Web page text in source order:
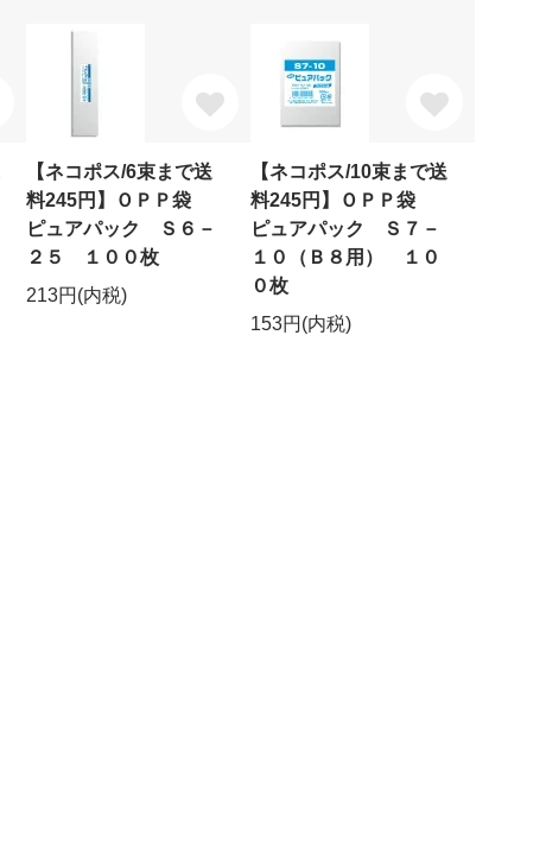
【ネコポス/6束まで送
料245円】ＯＰＰ袋
ピュアパック Ｓ６－
２５ １００枚
213円(内税)
【ネコポス/10束まで送
料245円】ＯＰＰ袋
ピュアパック Ｓ７－
１０（Ｂ８用） １０
０枚
153円(内税)